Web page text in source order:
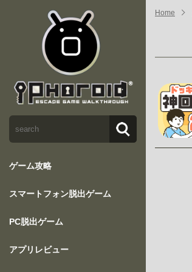
ゲーム攻略
スマートフォン脱出ゲーム
PC脱出ゲーム
アプリレビュー
Home